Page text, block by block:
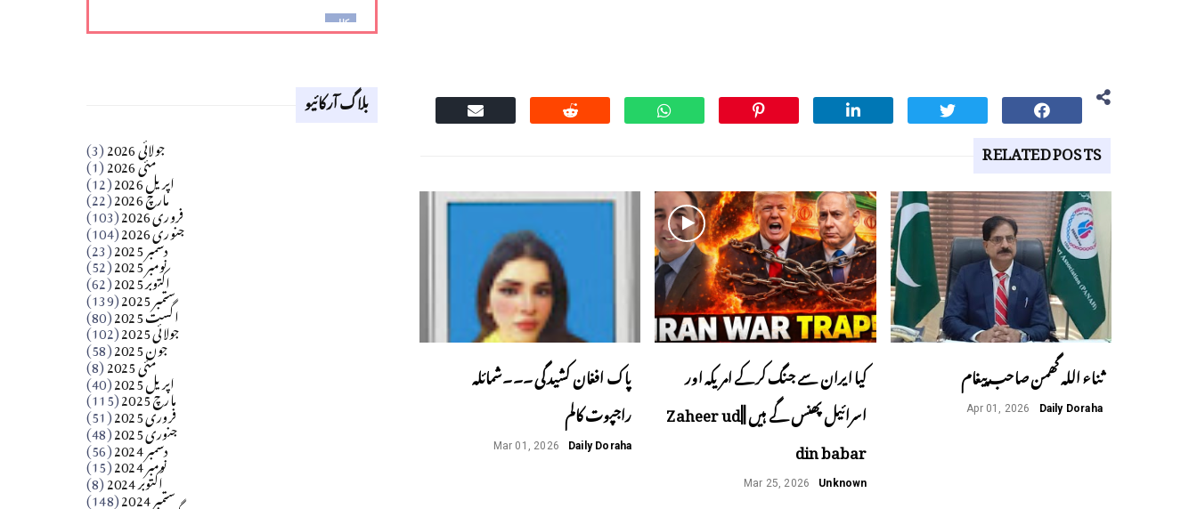
RELATED POSTS
ثناء اللہ گھمن صاحب پیغام
Daily Doraha
Apr 01, 2026
کیا ایران سے جنگ کرکے امریکہ اور
اسرائیل پھنس گے ہیں ||Zaheer ud
din babar
Unknown
Mar 25, 2026
پاک افغان کشیدگی ۔۔۔شمائلہ
راجپوت کالم
Daily Doraha
Mar 01, 2026
کالم
Apr 18, 2026
آزاد کشمیر جیسے احتجاج کی ضرورت ہے؟
بلاگ آرکائیو
جولائی 2026 (3) مئی 2026 (1) اپریل 2026 (12) مارچ 2026 (22) فروری 2026 (103) جنوری 2026 (104) دسمبر 2025 (23) نومبر 2025 (52) اکتوبر 2025 (62) ستمبر 2025 (139) اگست 2025 (80) جولائی 2025 (102) جون 2025 (58) مئی 2025 (8) اپریل 2025 (40) مارچ 2025 (115) فروری 2025 (51) جنوری 2025 (48) دسمبر 2024 (56) نومبر 2024 (15) اکتوبر 2024 (8) ستمبر 2024 (148)